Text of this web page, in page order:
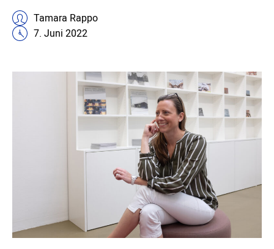
Tamara Rappo
7. Juni 2022